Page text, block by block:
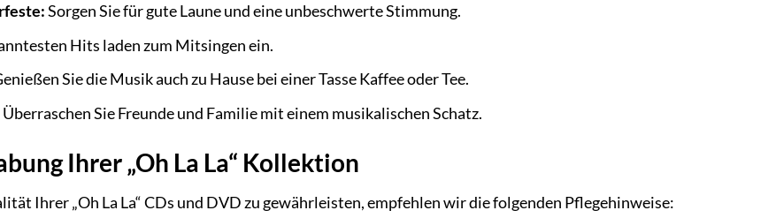
Sorgen Sie für gute Laune und eine unbeschwerte Stimmung.
Hits laden zum Mitsingen ein.
Sie die Musik auch zu Hause bei einer Tasse Kaffee oder Tee.
Überraschen Sie Freunde und Familie mit einem musikalischen Schatz.
Ihrer „Oh La La“ Kollektion
Ihrer „Oh La La“ CDs und DVD zu gewährleisten, empfehlen wir die folgenden Pflegehinweise: